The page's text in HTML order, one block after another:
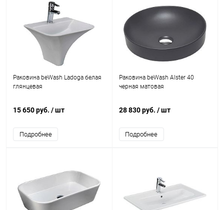
Раковина beWash Ladoga белая
глянцевая
15 650 руб. / шт
Подробнее
Раковина beWash Alster 40
черная матовая
28 830 руб. / шт
Подробнее